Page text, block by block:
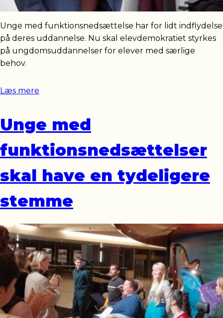
Unge med funktionsnedsættelse har for lidt indflydelse
på deres uddannelse. Nu skal elevdemokratiet styrkes
på ungdomsuddannelser for elever med særlige
behov.
Læs mere
Unge med
funktionsnedsættelser
skal have en tydeligere
stemme